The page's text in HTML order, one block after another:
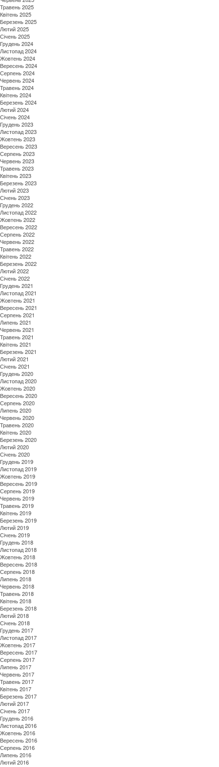
Травень 2025
Квітень 2025
Березень 2025
Лютий 2025
Січень 2025
Грудень 2024
Листопад 2024
Жовтень 2024
Вересень 2024
Серпень 2024
Червень 2024
Травень 2024
Квітень 2024
Березень 2024
Лютий 2024
Січень 2024
Грудень 2023
Листопад 2023
Жовтень 2023
Вересень 2023
Серпень 2023
Червень 2023
Травень 2023
Квітень 2023
Березень 2023
Лютий 2023
Січень 2023
Грудень 2022
Листопад 2022
Жовтень 2022
Вересень 2022
Серпень 2022
Червень 2022
Травень 2022
Квітень 2022
Березень 2022
Лютий 2022
Січень 2022
Грудень 2021
Листопад 2021
Жовтень 2021
Вересень 2021
Серпень 2021
Липень 2021
Червень 2021
Травень 2021
Квітень 2021
Березень 2021
Лютий 2021
Січень 2021
Грудень 2020
Листопад 2020
Жовтень 2020
Вересень 2020
Серпень 2020
Липень 2020
Червень 2020
Травень 2020
Квітень 2020
Березень 2020
Лютий 2020
Січень 2020
Грудень 2019
Листопад 2019
Жовтень 2019
Вересень 2019
Серпень 2019
Червень 2019
Травень 2019
Квітень 2019
Березень 2019
Лютий 2019
Січень 2019
Грудень 2018
Листопад 2018
Жовтень 2018
Вересень 2018
Серпень 2018
Липень 2018
Червень 2018
Травень 2018
Квітень 2018
Березень 2018
Лютий 2018
Січень 2018
Грудень 2017
Листопад 2017
Жовтень 2017
Вересень 2017
Серпень 2017
Липень 2017
Червень 2017
Травень 2017
Квітень 2017
Березень 2017
Лютий 2017
Січень 2017
Грудень 2016
Листопад 2016
Жовтень 2016
Вересень 2016
Серпень 2016
Липень 2016
Лютий 2016